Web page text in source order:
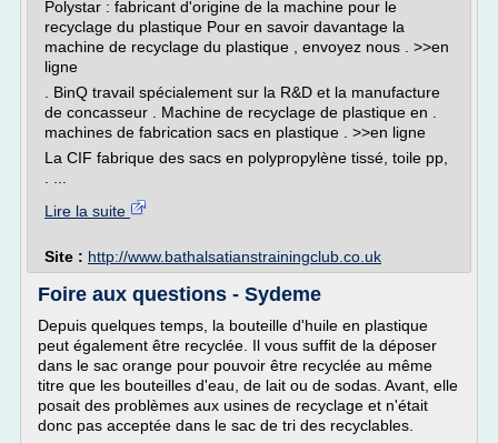
Polystar : fabricant d'origine de la machine pour le
recyclage du plastique Pour en savoir davantage la
machine de recyclage du plastique , envoyez nous . >>en
ligne
. BinQ travail spécialement sur la R&D et la manufacture
de concasseur . Machine de recyclage de plastique en .
machines de fabrication sacs en plastique . >>en ligne
La CIF fabrique des sacs en polypropylène tissé, toile pp,
Lire la suite
Site : http://www.bathalsatianstrainingclub.co.uk
Foire aux questions - Sydeme
Depuis quelques temps, la bouteille d'huile en plastique
peut également être recyclée. Il vous suffit de la déposer
dans le sac orange pour pouvoir être recyclée au même
titre que les bouteilles d'eau, de lait ou de sodas. Avant, elle
posait des problèmes aux usines de recyclage et n'était
donc pas acceptée dans le sac de tri des recyclables.